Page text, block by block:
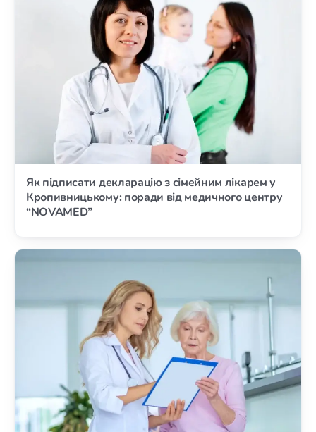
Як підписати декларацію з сімейним лікарем у
Кропивницькому: поради від медичного центру
“NOVAMED”